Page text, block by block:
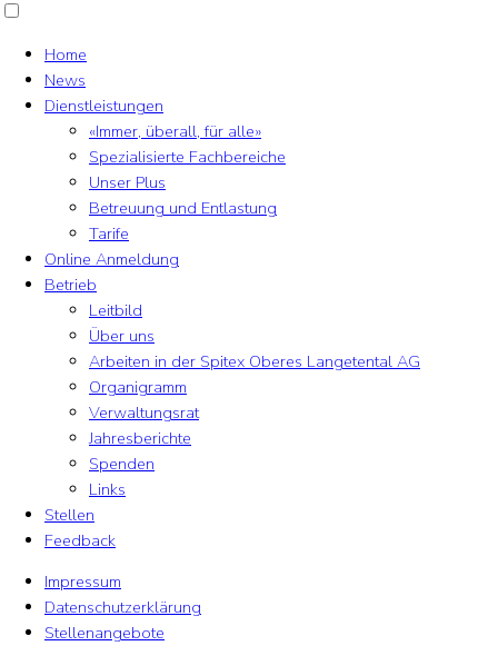
Home
News
Dienstleistungen
«Immer, überall, für alle»
Spezialisierte Fachbereiche
Unser Plus
Betreuung und Entlastung
Tarife
Online Anmeldung
Betrieb
Leitbild
Über uns
Arbeiten in der Spitex Oberes Langetental AG
Organigramm
Verwaltungsrat
Jahresberichte
Spenden
Links
Stellen
Feedback
Impressum
Datenschutzerklärung
Stellenangebote